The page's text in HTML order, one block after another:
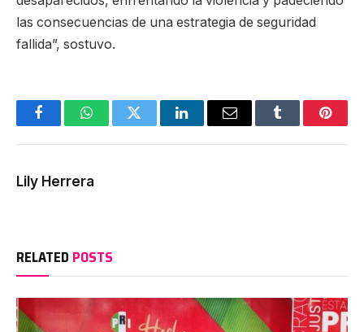
las consecuencias de una estrategia de seguridad
fallida”, sostuvo.
FacebookWhatsAppTwitter LinkedInEmail Tumblr
Lily Herrera
RELATED POSTS